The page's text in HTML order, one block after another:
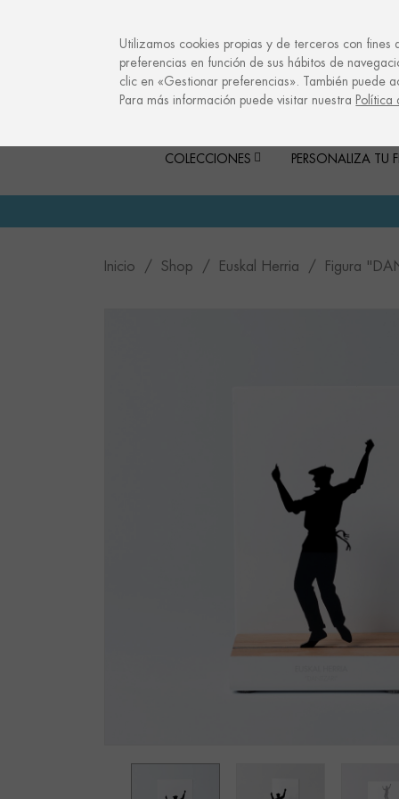
COLECCIONES PERSONALIZA TU
Inicio Shop Euskal Herria Figura
Utilizamos cookies propias y de terceros con
preferencias en función de sus hábitos de
clic en «Gestionar preferencias». También puede
Para más información puede visitar nuestra Política